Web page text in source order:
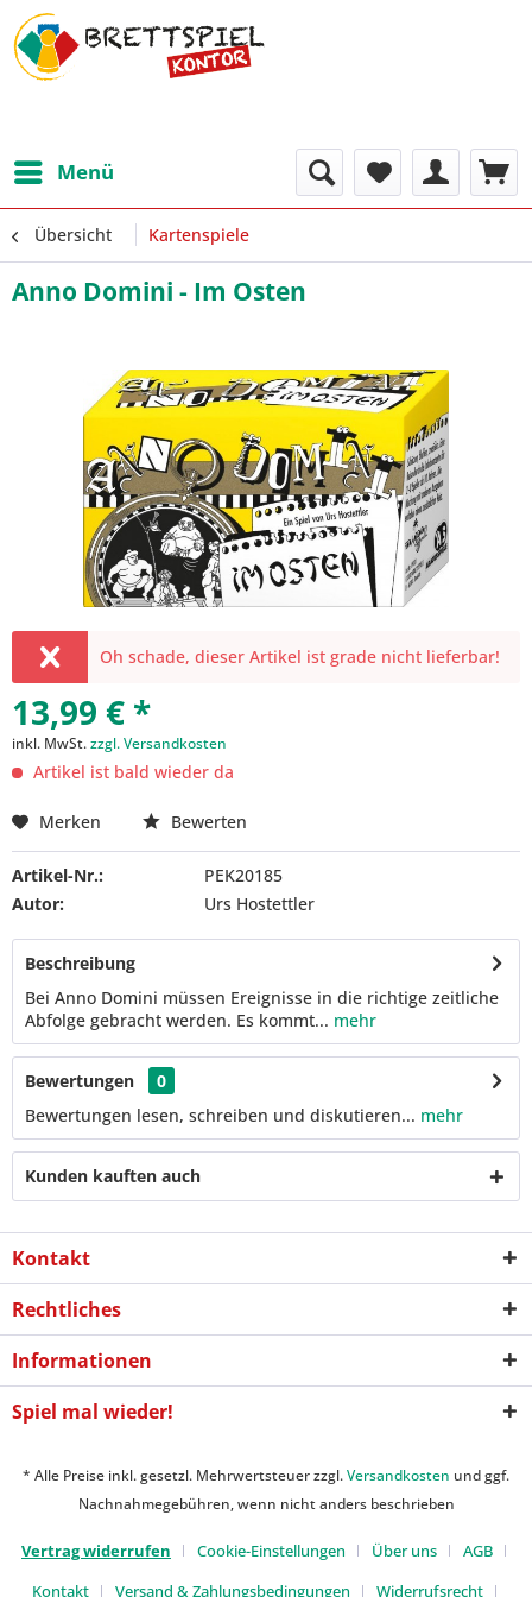
Menü
Übersicht Kartenspiele
Anno Domini - Im Osten
Oh schade, dieser Artikel ist grade nicht lieferbar!
13,99 € *
inkl. MwSt.zzgl. Versandkosten
Artikel ist bald wieder da
Merken Bewerten
Artikel-Nr.:
PEK20185
Autor:
Urs Hostettler
Beschreibung
Bei Anno Domini müssen Ereignisse in die richtige zeitliche
Abfolge gebracht werden. Es kommt... mehr
Bewertungen
0
Bewertungen lesen, schreiben und diskutieren... mehr
Kunden kauften auch
Kontakt
Rechtliches
Informationen
Spiel mal wieder!
* Alle Preise inkl. gesetzl. Mehrwertsteuer zzgl.Versandkosten und ggf.
Nachnahmegebühren, wenn nicht anders beschrieben
Vertrag widerrufen Cookie-Einstellungen Über uns
AGB
Kontakt
Versand & Zahlungsbedingungen Widerrufsrecht